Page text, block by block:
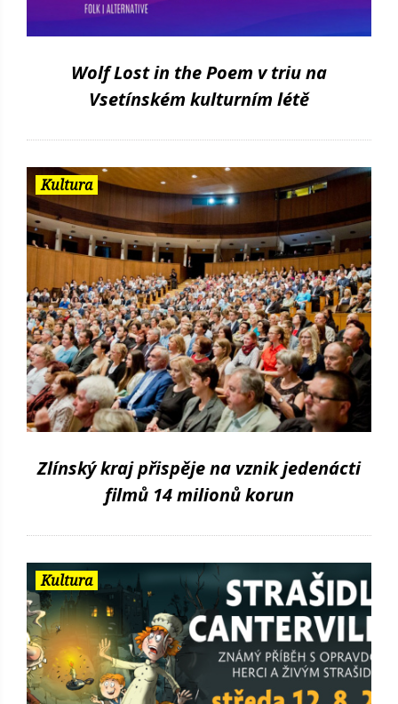
Wolf Lost in the Poem v triu na
Vsetínském kulturním létě
Kultura
Zlínský kraj přispěje na vznik jedenácti
filmů 14 milionů korun
Kultura